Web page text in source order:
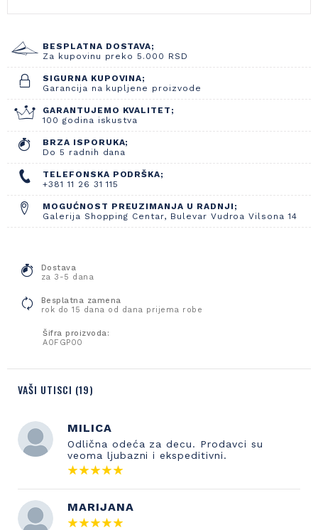
BESPLATNA DOSTAVA;
Za kupovinu preko 5.000 RSD
SIGURNA KUPOVINA;
Garancija na kupljene proizvode
GARANTUJEMO KVALITET;
100 godina iskustva
BRZA ISPORUKA;
Do 5 radnih dana
TELEFONSKA PODRŠKA;
+381 11 26 31 115
MOGUĆNOST PREUZIMANJA U RADNJI;
Galerija Shopping Centar, Bulevar Vudroa Vilsona 14
Dostava
za 3-5 dana
Besplatna zamena
rok do 15 dana od dana prijema robe
Šifra proizvoda:
A0FGP00
VAŠI UTISCI (19)
MILICA
Odlična odeća za decu. Prodavci su
veoma ljubazni i ekspeditivni.
MARIJANA